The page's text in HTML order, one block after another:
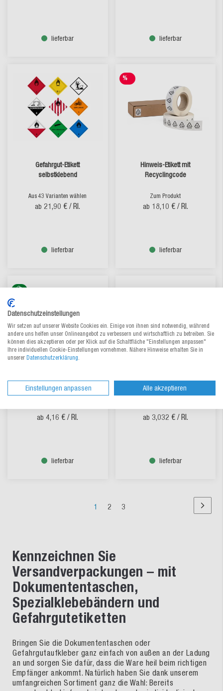
lieferbar lieferbar
Gefahrgut-Etikett
selbstklebend
Aus 43 Varianten wählen
ab 21,90 € / Rl.
lieferbar
%
Hinweis-Etikett mit
Recyclingcode
Zum Produkt
ab 18,10 € / Rl.
lieferbar
ab 4,16 € / Rl.
lieferbar
ab 3,032 € / Rl.
lieferbar
Sie
1 Seite
2 Seite
3
Seite
Kennzeichnen Sie
Versandverpackungen – mit
Dokumententaschen,
Spezialklebebändern und
Gefahrgutetiketten
Bringen Sie die Dokumententaschen oder
Gefahrgutaufkleber ganz einfach von außen an der Ladung
an und sorgen Sie dafür, dass die Ware heil beim richtigen
Empfänger ankommt. Natürlich haben Sie dank unserem
umfangreichen Sortiment ganz die Wahl: Bereits
Datenschutzeinstellungen
Wir setzen auf unserer Website Cookies ein. Einige von ihnen sind notwendig, während
andere uns helfen unser Onlineangebot zu verbessern und wirtschaftlich zu betreiben. Sie
können dies akzeptieren oder per Klick auf die Schaltfläche "Einstellungen anpassen"
Ihre individuellen Cookie-Einstellungen vornehmen. Nähere Hinweise erhalten Sie in
unserer Datenschutzerklärung
Einstellungen anpassen Alle akzeptieren